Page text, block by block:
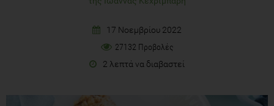
17 Νοεμβρίου 2022
27132 Προβολές
2 λεπτά να διαβαστεί